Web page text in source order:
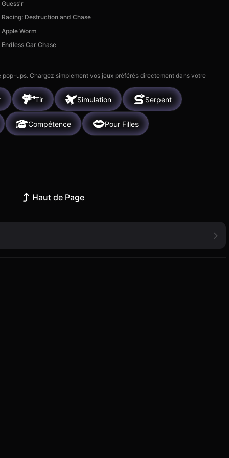
Guess'r
Racing: Destruction and Chase
Apple Worm
Endless Car Chase
ups. Chargez simplement vos jeux préférés directement dans votre
Tir Simulation Serpent
Compétence Pour Filles
Haut de Page